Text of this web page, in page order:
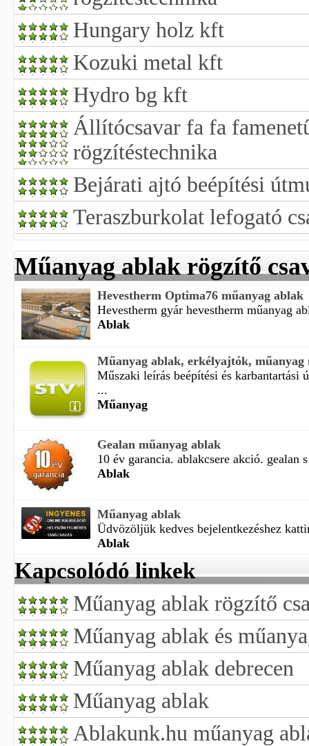
Hungary holz kft
Kozuki metal kft
Hydro bg kft
Állítócsavar fa fa
rögzítéstechnika
Bejárati ajtó beépítési
Teraszburkolat lefogató
Műanyag ablak rögzítő
Hevestherm Optima76 műanyag ablak
Hevestherm gyár hevestherm műanyag
Ablak
Műanyag ablak, erkélyajtók, műanyag
Műszaki leírás beépítési és karbantartási
...
Műanyag
Gealan műanyag ablak
10 év garancia. ablakcsere akció. gealan
Ablak
Műanyag ablak
Üdvözöljük kedves bejelentkezéshez
Ablak
Kapcsolódó linkek
Műanyag ablak rögzítő
Műanyag ablak és
Műanyag ablak debrecen
Műanyag ablak
Ablakunk.hu műanyag